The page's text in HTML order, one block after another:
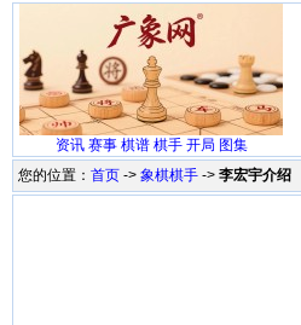
资讯 赛事 棋谱 棋手 开局 图集
您的位置： 首页 -> 象棋棋手 -> 李宏宇介绍